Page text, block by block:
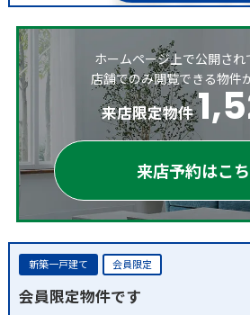
ホームページ上で公開され
店舗でのみ閲覧できる物件
来店限定物件
来店予約はこ
新築一戸建て 会員限定
会員限定物件です